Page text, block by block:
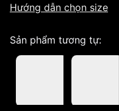
Hướng dẫn chọn size
Sản phẩm tương tự: